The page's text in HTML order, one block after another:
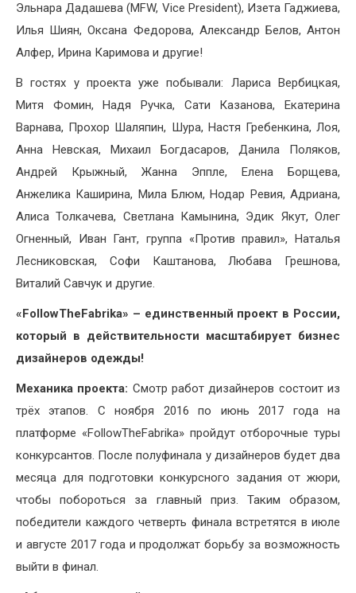
Эльнара Дадашева (MFW, Vice President), Изета Гаджиева,
Илья Шиян, Оксана Федорова, Александр Белов, Антон
Алфер, Ирина Каримова и другие!
В гостях у проекта уже побывали: Лариса Вербицкая,
Митя Фомин, Надя Ручка, Сати Казанова, Екатерина
Варнава, Прохор Шаляпин, Шура, Настя Гребенкина, Лоя,
Анна Невская, Михаил Богдасаров, Данила Поляков,
Андрей Крыжный, Жанна Эппле, Елена Борщева,
Анжелика Каширина, Мила Блюм, Нодар Ревия, Адриана,
Алиса Толкачева, Светлана Камынина, Эдик Якут, Олег
Огненный, Иван Гант, группа «Против правил», Наталья
Лесниковская, Софи Каштанова, Любава Грешнова,
Виталий Савчук и другие.
«FollowTheFabrika» – единственный проект в России,
который в действительности масштабирует бизнес
дизайнеров одежды!
Механика проекта: Смотр работ дизайнеров состоит из
трёх этапов. С ноября 2016 по июнь 2017 года на
платформе «FollowTheFabrika» пройдут отборочные туры
конкурсантов. После полуфинала у дизайнеров будет два
месяца для подготовки конкурсного задания от жюри,
чтобы побороться за главный приз. Таким образом,
победители каждого четверть финала встретятся в июле
и августе 2017 года и продолжат борьбу за возможность
выйти в финал.